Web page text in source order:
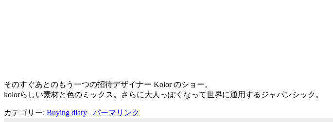
そのすぐあとのもう一つの招待デザイナー Kolor のショー。
kolorらしい素材と色のミックス。さらに大人っぽくなって世界に通用するジャパンシック。
カテゴリー: Buying diary パーマリンク